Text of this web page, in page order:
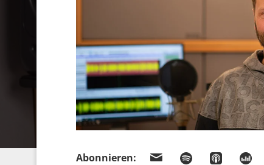
Abonnieren: